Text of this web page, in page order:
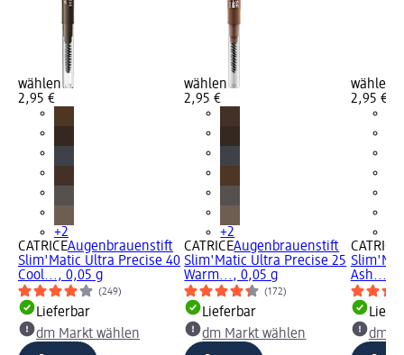
wählen
2,95 €
+2
CATRICEAugenbrauenstift
Slim'Matic Ultra Precise 40
Cool..., 0,05 g
(249)
Lieferbar
dm Markt wählen
wählen
2,95 €
+2
CATRICEAugenbrauenstift
Slim'Matic Ultra Precise 25
Warm..., 0,05 g
(172)
Lieferbar
dm Markt wählen
wählen
2,95 €
CATRICE
Ash...,
dm